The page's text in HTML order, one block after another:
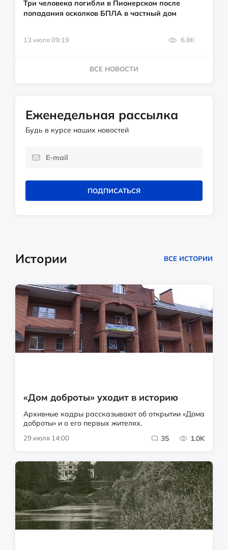
Три человека погибли в Пионерском после
попадания осколков БПЛА в частный дом
13 июля 09:19 6.8K
ВСЕ НОВОСТИ
Еженедельная рассылка
Будь в курсе наших новостей
ПОДПИСАТЬСЯ
Истории ВСЕ ИСТОРИИ
«Дом доброты» уходит в историю
Архивные кадры рассказывают об открытии «Дома
доброты» и о его первых жителях.
29 июля 14:00 35 1.0K